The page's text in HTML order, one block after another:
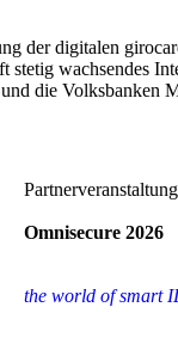
der digitalen
stetig wachsendes
und die Volksbanken
Partnerveranstaltung
Omnisecure 2026
the world of smart